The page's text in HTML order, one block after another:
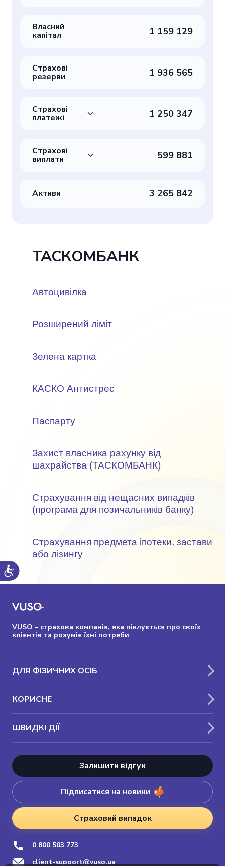
Власний
капітал 1 159 129
Страхові
резерви 1 936 565
Страхові
платежі 1 250 347
Страхові
виплати 599 881
Активи 3 265 842
ТАСКОМБАНК
Автоцивілка
Розширений ліміт
Зелена картка
КАСКО Антистрес
Паспарту
Захист власника рахунку від
шахрайства (ТАСКОМБАНК)
Страхування від нещасних випадків
(програма для позичальників банку)
Страхування предмета іпотеки, застави
або лізингу
VUSO – страхова компанія, яка піклується про своїх
клієнтів та розуміє їхні потреби
ДЛЯ ФІЗИЧНИХ ОСІБ
КОРИСНЕ
ШВИДКІ ДІЇ
Залишити відгук
Підписатися на новини
Страховий випадок
0 800 503 773
client-support@vuso.ua